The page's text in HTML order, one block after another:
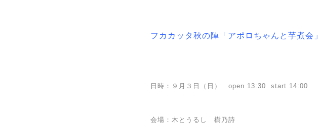
フカカッタ秋の陣「アポロちゃんと芋煮会」
日時：９月３日（日） open 13:30 start 14:00
会場：木とうるし 樹乃詩